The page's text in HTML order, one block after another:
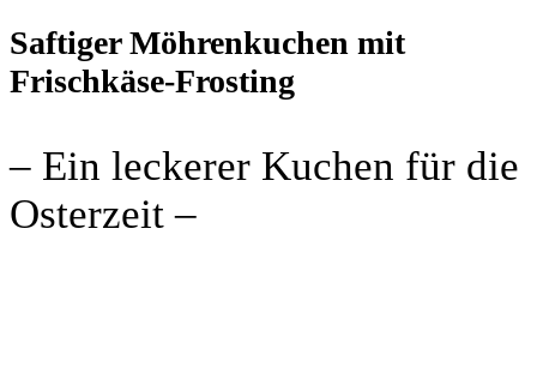
Saftiger Möhrenkuchen mit
Frischkäse-Frosting
– Ein leckerer Kuchen für die
Osterzeit –